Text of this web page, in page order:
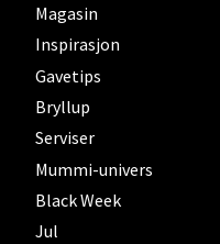
Magasin
Inspirasjon
Gavetips
Bryllup
Serviser
Mummi-univers
Black Week
Jul
Steinkjer -
Sjøfartsgata 2, 7714
Åpent i dag 10-20
0 i butikk